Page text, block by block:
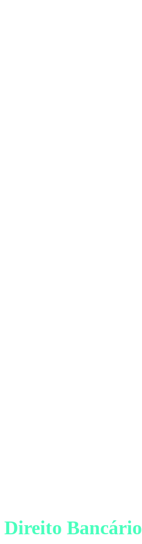
Direito Bancário